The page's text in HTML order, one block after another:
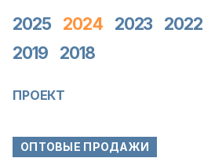
2025 2024 2023 2022
2019
2018
ПРОЕКТ
ОПТОВЫЕ ПРОДАЖИ